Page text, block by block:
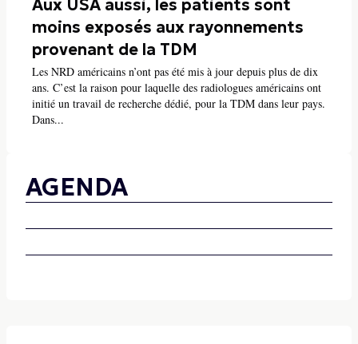
Aux USA aussi, les patients sont
moins exposés aux rayonnements
provenant de la TDM
Les NRD américains n’ont pas été mis à jour depuis plus de dix
ans. C’est la raison pour laquelle des radiologues américains ont
initié un travail de recherche dédié, pour la TDM dans leur pays.
Dans...
AGENDA